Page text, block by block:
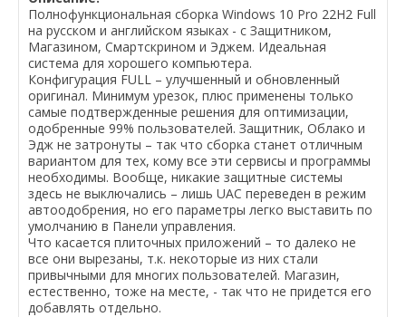
Полнофункциональная сборка Windows 10 Pro 22H2 Full
на русском и английском языках - с Защитником,
Магазином, Смартскрином и Эджем. Идеальная
система для хорошего компьютера.
Конфигурация FULL – улучшенный и обновленный
оригинал. Минимум урезок, плюс применены только
самые подтвержденные решения для оптимизации,
одобренные 99% пользователей. Защитник, Облако и
Эдж не затронуты – так что сборка станет отличным
вариантом для тех, кому все эти сервисы и программы
необходимы. Вообще, никакие защитные системы
здесь не выключались – лишь UAC переведен в режим
автоодобрения, но его параметры легко выставить по
умолчанию в Панели управления.
Что касается плиточных приложений – то далеко не
все они вырезаны, т.к. некоторые из них стали
привычными для многих пользователей. Магазин,
естественно, тоже на месте, - так что не придется его
добавлять отдельно.